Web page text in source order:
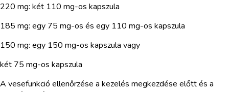
220 mg: két 110 mg-os kapszula
185 mg: egy 75 mg-os és egy 110 mg-os kapszula
150 mg: egy 150 mg-os kapszula vagy
két 75 mg-os kapszula
A vesefunkció ellenőrzése a kezelés megkezdése előtt és a